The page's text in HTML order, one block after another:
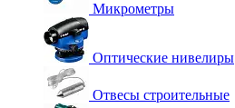
Микрометры
Оптические нивелиры
Отвесы строительные